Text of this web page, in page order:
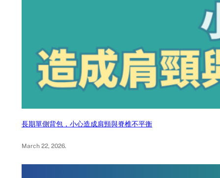
長期單側背包，小心造成肩頸與脊椎不平衡
March 22, 2026.